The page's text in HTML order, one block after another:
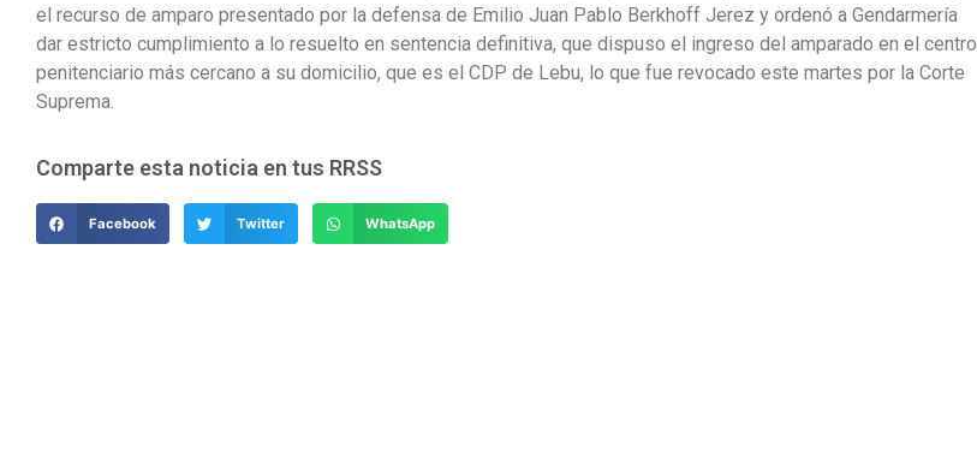
el recurso de amparo presentado por la defensa de Emilio Juan Pablo Berkhoff Jerez y ordenó a Gendarmería
dar estricto cumplimiento a lo resuelto en sentencia definitiva, que dispuso el ingreso del amparado en el centro
penitenciario más cercano a su domicilio, que es el CDP de Lebu, lo que fue revocado este martes por la Corte
Suprema.
Comparte esta noticia en tus RRSS
Facebook Twitter WhatsApp